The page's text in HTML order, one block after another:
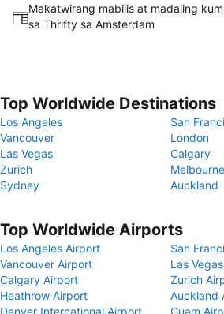
Makatwirang mabilis at madaling
sa Thrifty sa Amsterdam
Top Worldwide Destinations
Los Angeles
San
Vancouver
London
Las Vegas
Calgary
Zurich
Melbourne
Sydney
Auckland
Top Worldwide Airports
Los Angeles Airport
San
Vancouver Airport
Las
Calgary Airport
Zurich
Heathrow Airport
Auckland
Denver International Airport
Guam